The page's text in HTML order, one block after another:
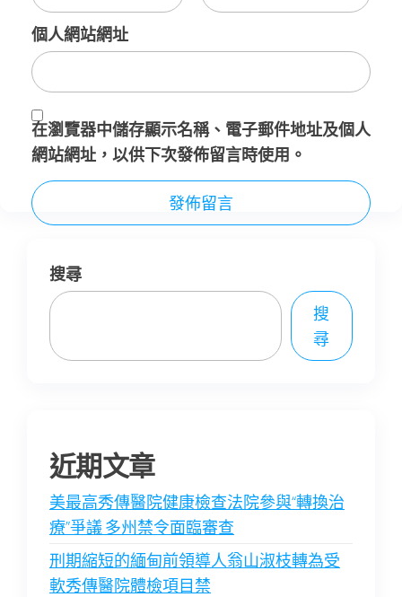
個人網站網址
在瀏覽器中儲存顯示名稱、電子郵件地址及個人
網站網址，以供下次發佈留言時使用。
搜尋
搜
尋
近期文章
美最高秀傳醫院健康檢查法院參與“轉換治
療”爭議 多州禁令面臨審查
刑期縮短的緬甸前領導人翁山淑枝轉為受
軟秀傳醫院體檢項目禁